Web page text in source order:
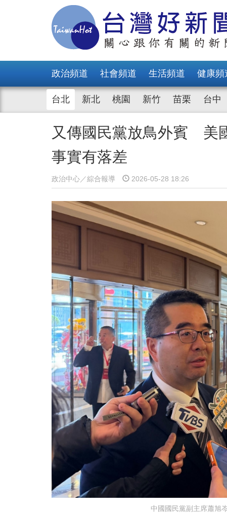
政治頻道 社會頻道 生活頻道 健康頻
台北 新北 桃園 新竹 苗栗 台中
又傳國民黨放鳥外賓 美
事實有落差
政治中心／綜合報導 2026-05-28 18:26
中國國民黨副主席蕭旭